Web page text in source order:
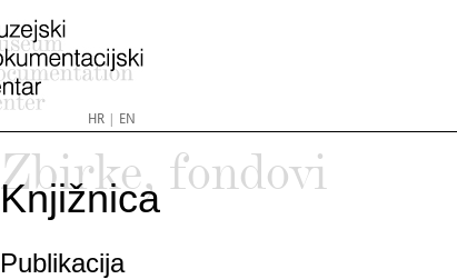
HR| EN
Zbirke, fondovi
Knjižnica
Publikacija